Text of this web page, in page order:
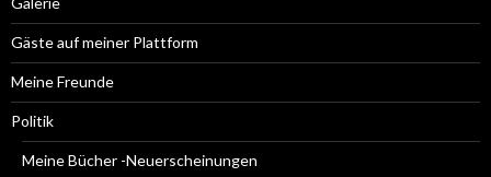
Gäste auf meiner Plattform
Meine Freunde
Politik
Meine Bücher -Neuerscheinungen